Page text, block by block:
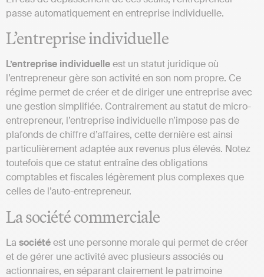
passe automatiquement en entreprise individuelle.
L’entreprise individuelle
L’entreprise individuelleest un statut juridique où
l’entrepreneur gère son activité en son nom propre. Ce
régime permet de créer et de diriger une entreprise avec
une gestion simplifiée. Contrairement au statut de micro-
entrepreneur, l’entreprise individuelle n’impose pas de
plafonds de chiffre d’affaires, cette dernière est ainsi
particulièrement adaptée aux revenus plus élevés. Notez
toutefois que ce statut entraîne des obligations
comptables et fiscales légèrement plus complexes que
celles de l’auto-entrepreneur.
La société commerciale
La sociétéest une personne morale qui permet de créer
et de gérer une activité avec plusieurs associés ou
actionnaires, en séparant clairement le patrimoine